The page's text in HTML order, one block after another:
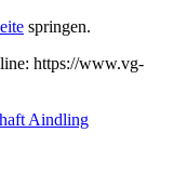
springen.
https://www.vg-